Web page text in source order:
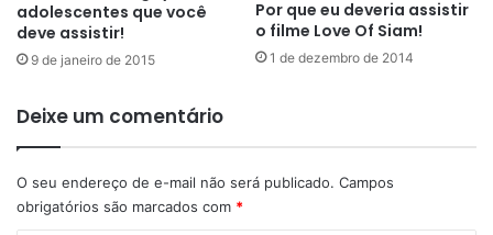
adolescentes que você
deve assistir!
9 de janeiro de 2015
Por que eu deveria assistir
o filme Love Of Siam!
1 de dezembro de 2014
Deixe um comentário
O seu endereço de e-mail não será publicado. Campos
obrigatórios são marcados com *